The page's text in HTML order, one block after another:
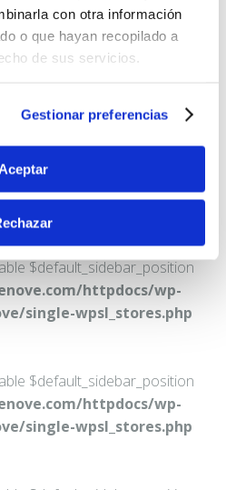
con otra información
o que hayan recopilado a
de sus servicios.
Gestionar preferencias
MARIA JESUS
$default_sidebar_position
httpdocs/wp-
single-wpsl_stores.php
$default_sidebar_position
httpdocs/wp-
single-wpsl_stores.php